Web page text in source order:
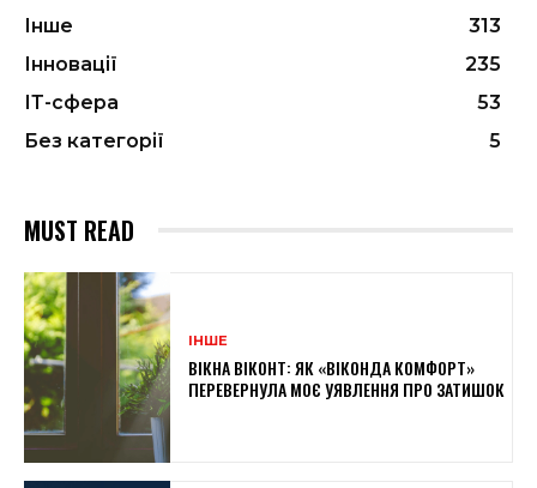
Інше
313
Інновації
235
ІТ-сфера
53
Без категорії
5
MUST READ
ІНШЕ
ВІКНА ВІКОНТ: ЯК «ВІКОНДА КОМФОРТ»
ПЕРЕВЕРНУЛА МОЄ УЯВЛЕННЯ ПРО ЗАТИШОК